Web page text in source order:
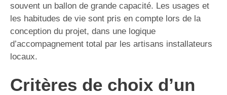
souvent un ballon de grande capacité. Les usages et
les habitudes de vie sont pris en compte lors de la
conception du projet, dans une logique
d’accompagnement total par les artisans installateurs
locaux.
Critères de choix d’un